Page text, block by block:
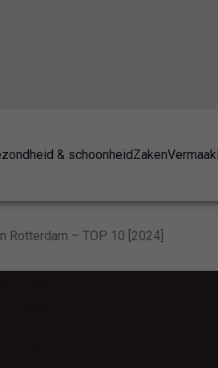
& schoonheidZakenVermaak
Rotterdam – TOP 10 [2024]